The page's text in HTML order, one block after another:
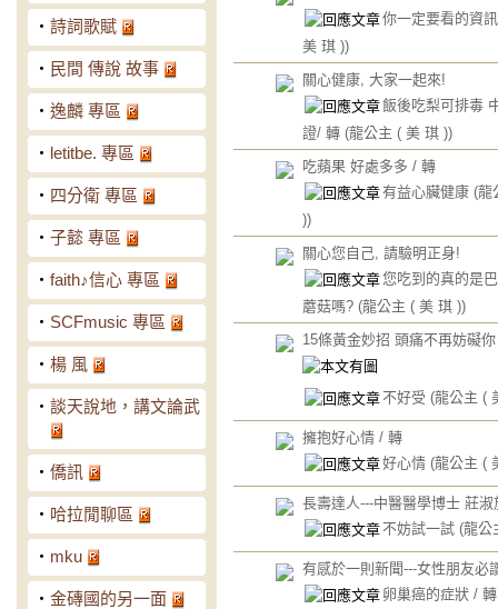
‧ 詩詞歌賦
‧ 民間 傳說 故事
‧ 逸麟 專區
‧ letitbe. 專區
‧ 四分衛 專區
‧ 子懿 專區
‧ faith♪信心 專區
‧ SCFmusic 專區
‧ 楊 風
‧ 談天說地，講文論武
‧ 僑訊
‧ 哈拉閒聊區
‧ mku
‧ 金磚國的另一面
你一定要看的資
美 琪 ))
關心健康, 大家一起來!
飯後吃梨可排毒
證/ 轉 (龍公主 ( 美 琪 ))
吃蘋果 好處多多 / 轉
有益心臟健康 (龍
))
關心您自己, 請驗明正身!
您吃到的真的是
蘑菇嗎? (龍公主 ( 美 琪 ))
15條黃金妙招 頭痛不再妨礙你
不好受 (龍公主 (
擁抱好心情 / 轉
好心情 (龍公主 (
長壽達人---中醫醫學博士 莊淑
不妨試一試 (龍公
有感於一則新聞---女性朋友必
卵巢癌的症狀 /